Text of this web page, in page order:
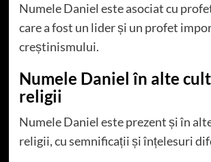
Numele Daniel este asociat cu
care a fost un lider și un profet
creștinismului.
Numele Daniel în alte
religii
Numele Daniel este prezent și în
religii, cu semnificații și înțelesuri